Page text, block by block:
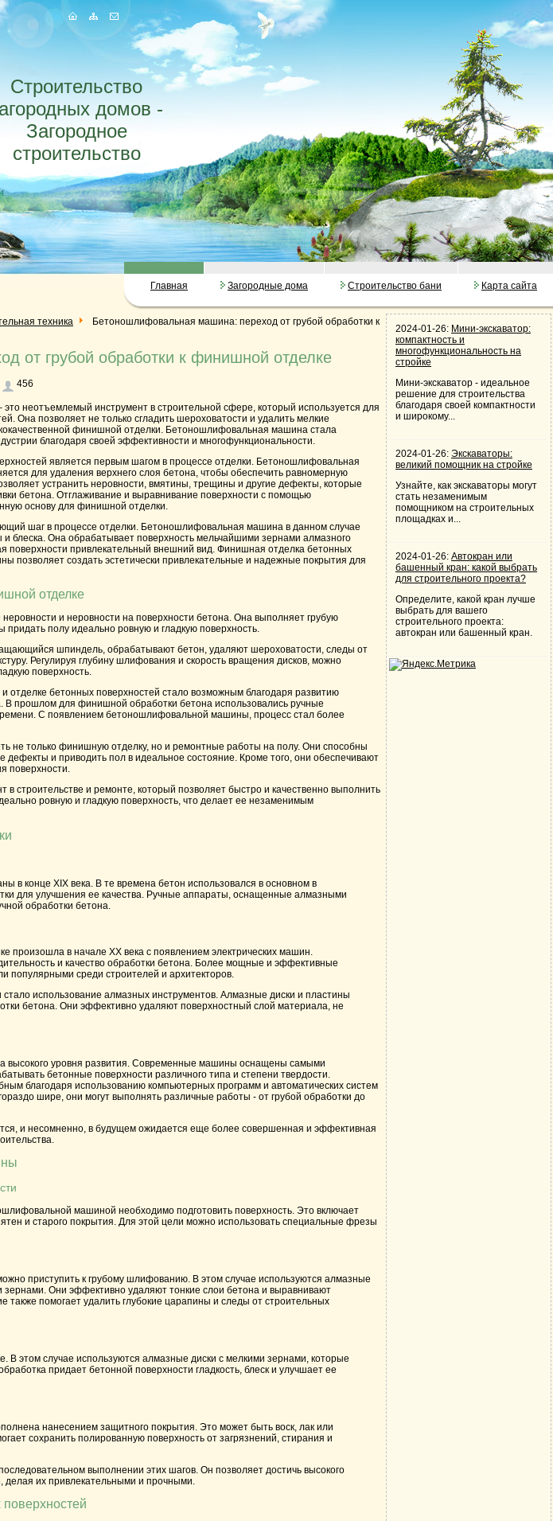
Строительство
домов -
Загородное
строительство
Главная Загородные дома Строительство бани Карта сайта
техника
Бетоношлифовальная машина: переход от грубой обработки к
от грубой обработки к финишной отделке
456
неотъемлемый инструмент в строительной сфере, который используется для
Она позволяет не только сгладить шероховатости и удалить мелкие
финишной отделки. Бетоношлифовальная машина стала
благодаря своей эффективности и многофункциональности.
является первым шагом в процессе отделки. Бетоношлифовальная
для удаления верхнего слоя бетона, чтобы обеспечить равномерную
устранить неровности, вмятины, трещины и другие дефекты, которые
бетона. Отглаживание и выравнивание поверхности с помощью
основу для финишной отделки.
шаг в процессе отделки. Бетоношлифовальная машина в данном случае
блеска. Она обрабатывает поверхность мельчайшими зернами алмазного
поверхности привлекательный внешний вид. Финишная отделка бетонных
позволяет создать эстетически привлекательные и надежные покрытия для
отделке
и неровности на поверхности бетона. Она выполняет грубую
полу идеально ровную и гладкую поверхность.
шпиндель, обрабатывают бетон, удаляют шероховатости, следы от
Регулируя глубину шлифования и скорость вращения дисков, можно
поверхность.
бетонных поверхностей стало возможным благодаря развитию
В прошлом для финишной обработки бетона использовались ручные
С появлением бетоношлифовальной машины, процесс стал более
только финишную отделку, но и ремонтные работы на полу. Они способны
дефекты и приводить пол в идеальное состояние. Кроме того, они обеспечивают
поверхности.
строительстве и ремонте, который позволяет быстро и качественно выполнить
ровную и гладкую поверхность, что делает ее незаменимым
конце XIX века. В те времена бетон использовался в основном в
для улучшения ее качества. Ручные аппараты, оснащенные алмазными
обработки бетона.
в начале XX века с появлением электрических машин.
и качество обработки бетона. Более мощные и эффективные
популярными среди строителей и архитекторов.
использование алмазных инструментов. Алмазные диски и пластины
бетона. Они эффективно удаляют поверхностный слой материала, не
высокого уровня развития. Современные машины оснащены самыми
бетонные поверхности различного типа и степени твердости.
благодаря использованию компьютерных программ и автоматических систем
шире, они могут выполнять различные работы - от грубой обработки до
и несомненно, в будущем ожидается еще более совершенная и эффективная
машиной необходимо подготовить поверхность. Это включает
и старого покрытия. Для этой цели можно использовать специальные фрезы
приступить к грубому шлифованию. В этом случае используются алмазные
зернами. Они эффективно удаляют тонкие слои бетона и выравнивают
также помогает удалить глубокие царапины и следы от строительных
этом случае используются алмазные диски с мелкими зернами, которые
придает бетонной поверхности гладкость, блеск и улучшает ее
нанесением защитного покрытия. Это может быть воск, лак или
сохранить полированную поверхность от загрязнений, стирания и
выполнении этих шагов. Он позволяет достичь высокого
делая их привлекательными и прочными.
2024-01-26: Мини-экскаватор:
компактность и
многофункциональность на
стройке
Мини-экскаватор - идеальное
решение для строительства
благодаря своей компактности
и широкому...
2024-01-26: Экскаваторы:
великий помощник на стройке
Узнайте, как экскаваторы могут
стать незаменимым
помощником на строительных
площадках и...
2024-01-26: Автокран или
башенный кран: какой выбрать
для строительного проекта?
Определите, какой кран лучше
выбрать для вашего
строительного проекта:
автокран или башенный кран.